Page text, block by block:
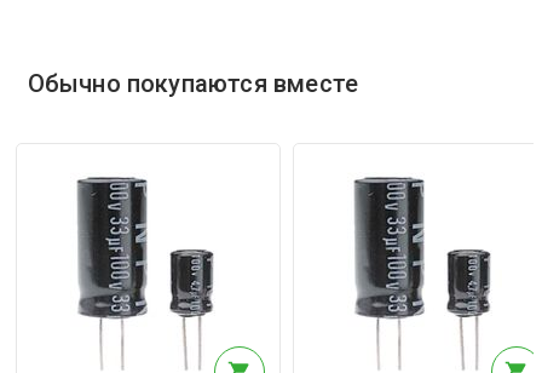
Обычно покупаются вместе